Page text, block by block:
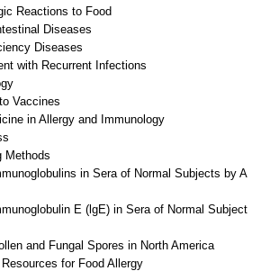
Reactions to Food
Diseases
Diseases
with Recurrent Infections
Vaccines
in Allergy and Immunology
Methods
in Sera of Normal Subjects by A
E (lgE) in Sera of Normal Subject
and Fungal Spores in North America
for Food Allergy